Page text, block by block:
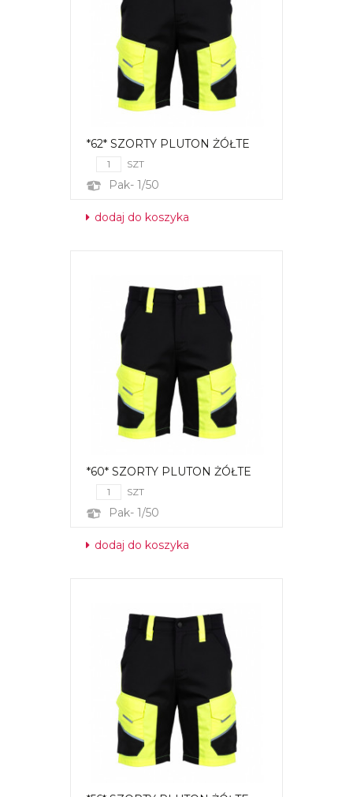
*62* SZORTY PLUTON ŻÓŁTE
SZT
Pak- 1/50
dodaj do koszyka
*60* SZORTY PLUTON ŻÓŁTE
SZT
Pak- 1/50
dodaj do koszyka